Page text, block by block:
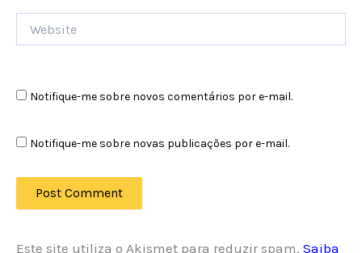
Notifique-me sobre novos comentários por e-mail.
Notifique-me sobre novas publicações por e-mail.
Este site utiliza o Akismet para reduzir spam. Saiba